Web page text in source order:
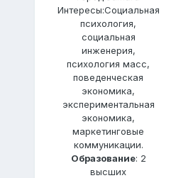
Интересы:Социальная
психология,
социальная
инженерия,
психология масс,
поведенческая
экономика,
экспериментальная
экономика,
маркетинговые
коммуникации.
Образование: 2
высших